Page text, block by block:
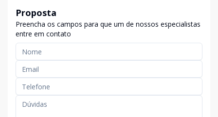
Proposta
Preencha os campos para que um de nossos especialistas
entre em contato